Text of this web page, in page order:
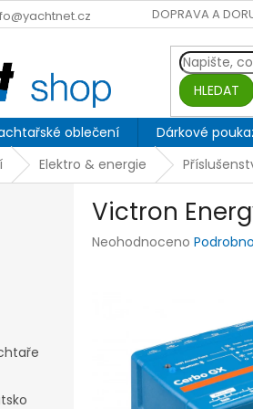
DOPRAVA A
HLEDAT
oblečení Dárkové
Elektro & energie
Victron
Průměrné
hvězdiček.
Neohodnoceno